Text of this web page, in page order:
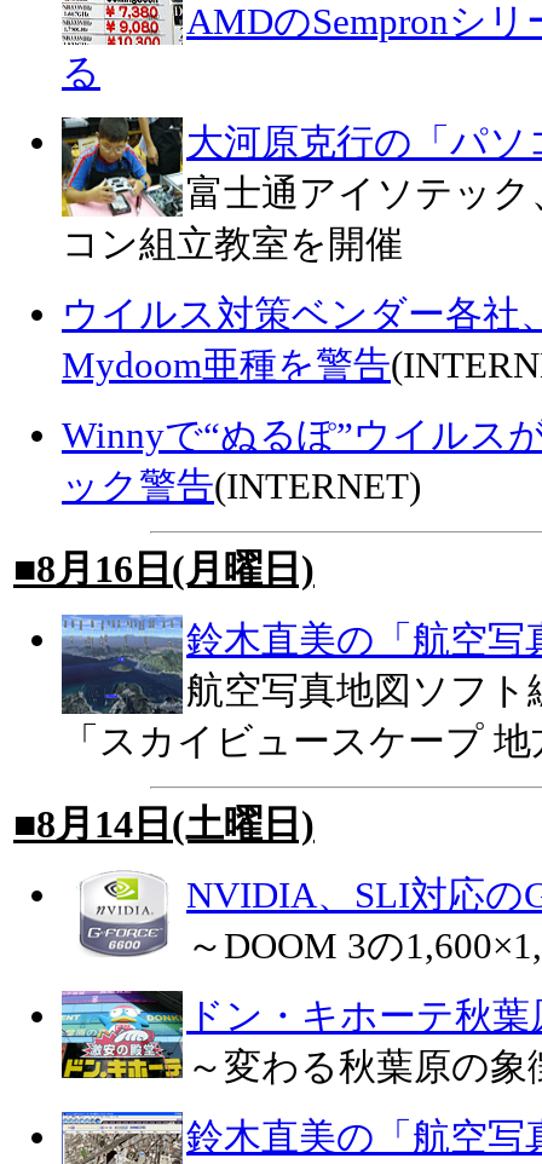
AMDのSempronシ
る
大河原克行の「パ
富士通アイソテッ
コン組立教室を開催
ウイルス対策ベンダー各社
Mydoom亜種を警告
Winnyで“ぬるぽ”ウイルス
ック警告(INTERNET)
■8月16日(月曜日)
鈴木直美の「航空写
航空写真地図ソフト
「スカイビュースケープ
■8月14日(土曜日)
NVIDIA、SLI対応の
～DOOM 3の
ドン・キホーテ秋
～変わる秋葉原の象
鈴木直美の「航空写